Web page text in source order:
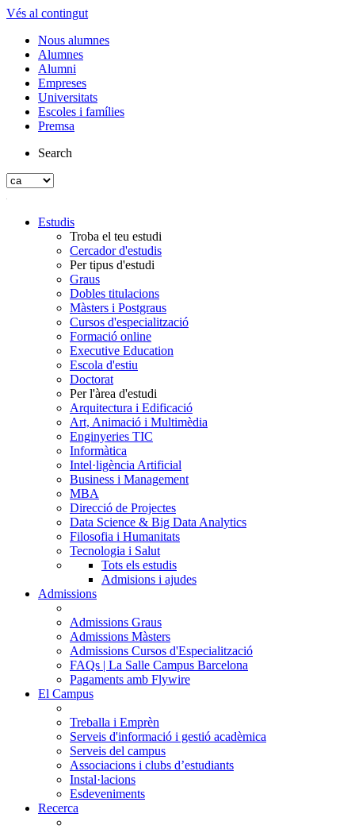
Vés al contingut
Nous alumnes
Alumnes
Alumni
Empreses
Universitats
Escoles i famílies
Premsa
Search
Estudis
Troba el teu estudi
Cercador d'estudis
Per tipus d'estudi
Graus
Dobles titulacions
Màsters i Postgraus
Cursos d'especialització
Formació online
Executive Education
Escola d'estiu
Doctorat
Per l'àrea d'estudi
Arquitectura i Edificació
Art, Animació i Multimèdia
Enginyeries TIC
Informàtica
Intel·ligència Artificial
Business i Management
MBA
Direcció de Projectes
Data Science & Big Data Analytics
Filosofia i Humanitats
Tecnologia i Salut
Tots els estudis
Admisions i ajudes
Admissions
Admissions Graus
Admissions Màsters
Admissions Cursos d'Especialització
FAQs | La Salle Campus Barcelona
Pagaments amb Flywire
El Campus
Treballa i Emprèn
Serveis d'informació i gestió acadèmica
Serveis del campus
Associacions i clubs d’estudiants
Instal·lacions
Esdeveniments
Recerca